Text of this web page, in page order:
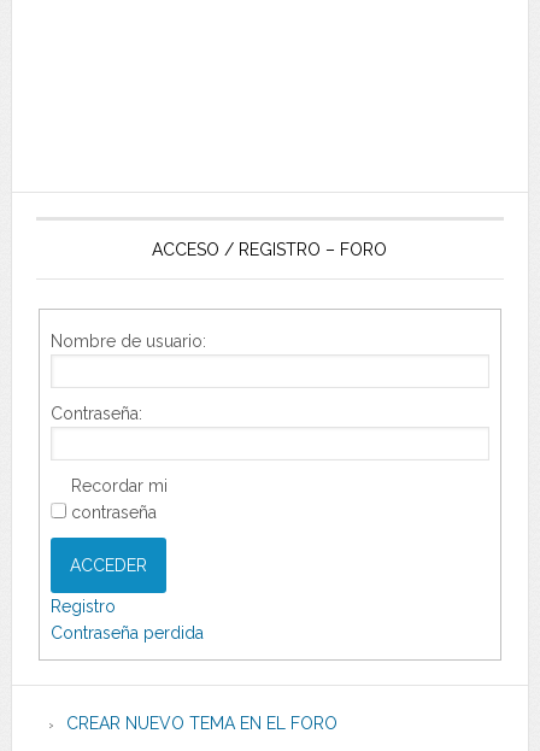
ACCESO / REGISTRO – FORO
Nombre de usuario:
Contraseña:
Recordar mi
contraseña
ACCEDER
Registro
Contraseña perdida
CREAR NUEVO TEMA EN EL FORO